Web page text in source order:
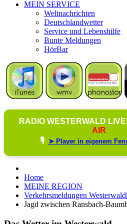
MEIN SERVICE
Weltnachrichten
Deutschlandwetter
Service und Lebenshilfe
Bunte Meldungen
HörBar
RADIO WESTERWALD
AIR
🎙️ ➤ Player in eigenem
Home
MEINE REGION
Verkehrsmeldungen
Jagd zwischen Ransbach-